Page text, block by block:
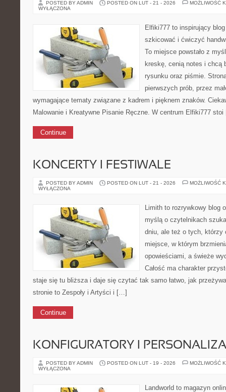
POSTED BY ADMIN POSTED ON LUT - 21 - 2026
MOŻLIWOŚĆ
WYŁĄCZONA
Elfiki777 to inspirujący
szkicować i ćwiczyć
To miejsce powstało z
kreskę, cenią notes i chcą
rysunku oraz piśmie.
pierwszych prób, przez
wymagające tematy związane z kadrem i pięknem znaków.
Malowanie i Kreatywne Pisanie Ręczne. W centrum Elfiki777
Continue
KONCERTY I FESTIWALE
POSTED BY ADMIN POSTED ON LUT - 21 - 2026
MOŻLIWOŚĆ
WYŁĄCZONA
Limith to rozrywkowy blog
myślą o czytelnikach
dniu, ale też o tych, którzy
miejsce, w którym
opowieściami, a świeże
Całość ma charakter
staje się tu bliższa i daje się czytać tak samo łatwo, jak
stronie to Zespoły i Artyści i […]
Continue
KONFIGURATORY I
POSTED BY ADMIN POSTED ON LUT - 19 - 2026
MOŻLIWOŚĆ
WYŁĄCZONA
Landworld to magazyn